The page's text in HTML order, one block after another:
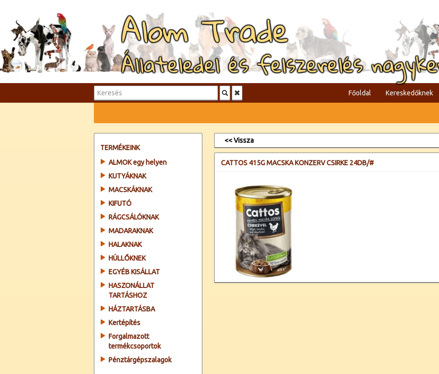
Alom Trade
Állateledel és felszerelés
Főoldal Kereskedőknek
TERMÉKEINK
ALMOK egy helyen
KUTYÁKNAK
MACSKÁKNAK
KIFUTÓ
RÁGCSÁLÓKNAK
MADARAKNAK
HALAKNAK
HÜLLŐKNEK
EGYÉB KISÁLLAT
HASZONÁLLAT
TARTÁSHOZ
HÁZTARTÁSBA
Kertépítés
Forgalmazott
termékcsoportok
Pénztárgépszalagok
<< Vissza
CATTOS 415G MACSKA KONZERV CSIRKE 24DB/#